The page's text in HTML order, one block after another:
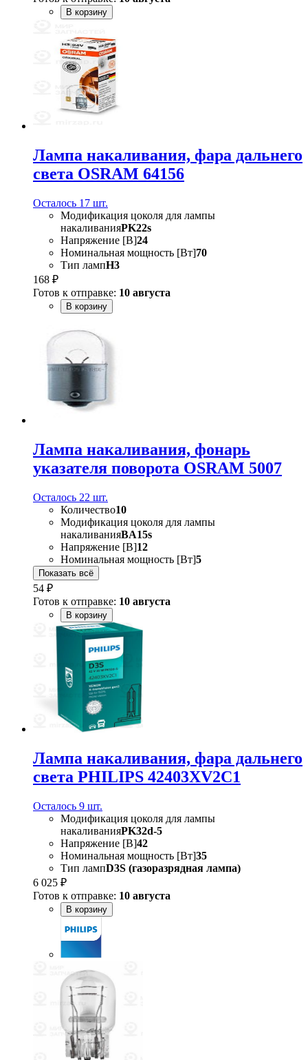
В корзину
Лампа накаливания, фара дальнего
света OSRAM 64156
Осталось 17 шт.
Модификация цоколя для лампы
накаливанияPK22s
Напряжение [В]24
Номинальная мощность [Вт]70
Тип лампH3
168 ₽
Готов к отправке: 10 августа
В корзину
Лампа накаливания, фонарь
указателя поворота OSRAM 5007
Осталось 22 шт.
Количество10
Модификация цоколя для лампы
накаливанияBA15s
Напряжение [В]12
Номинальная мощность [Вт]5
Показать всё
54 ₽
Готов к отправке: 10 августа
В корзину
Лампа накаливания, фара дальнего
света PHILIPS 42403XV2C1
Осталось 9 шт.
Модификация цоколя для лампы
накаливанияPK32d-5
Напряжение [В]42
Номинальная мощность [Вт]35
Тип лампD3S (газоразрядная лампа)
6 025 ₽
Готов к отправке: 10 августа
В корзину